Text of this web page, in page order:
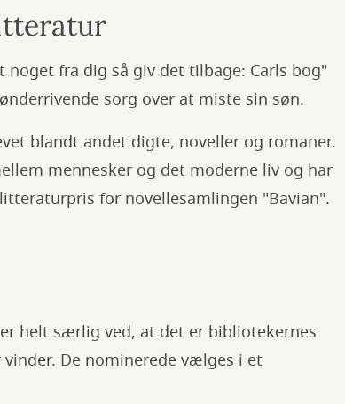
fra dig så giv det tilbage: Carls bog"
sorg over at miste sin søn.
blandt andet digte, noveller og romaner.
mennesker og det moderne liv og har
for novellesamlingen "Bavian".
helt særlig ved, at det er bibliotekernes
De nominerede vælges i et